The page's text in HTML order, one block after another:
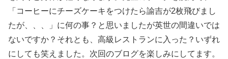
「コーヒーにチーズケーキをつけたら諭吉が2枚飛びまし
たが、、、」に何の事？と思いましたが英世の間違いでは
ないですか？それとも、高級レストランに入った？いずれ
にしても笑えました。次回のブログを楽しみにしてます。